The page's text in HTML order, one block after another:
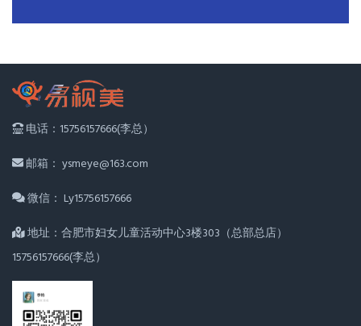
电话：15756157666(李总）
邮箱： ysmeye@163.com
微信： Ly15756157666
地址：合肥市妇女儿童活动中心3楼303（总部总店）
15756157666(李总）